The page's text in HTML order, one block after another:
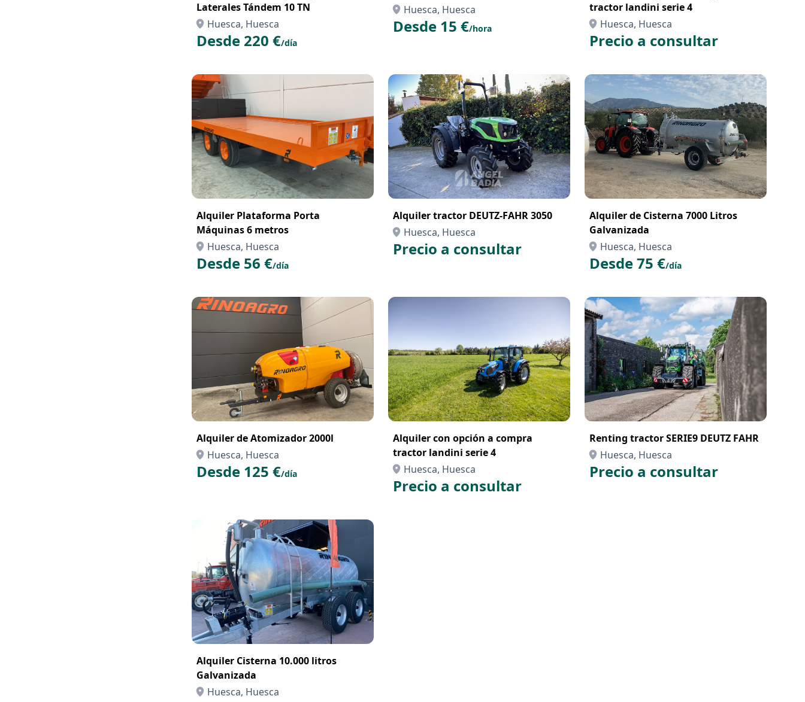
Laterales Tándem 10 TN
Huesca, Huesca
Desde 220 €/día
Huesca, Huesca
Desde 15 €/hora
tractor landini serie 4
Huesca, Huesca
Precio a consultar
Alquiler Plataforma Porta
Máquinas 6 metros
Huesca, Huesca
Desde 56 €/día
Alquiler tractor DEUTZ-FAHR 3050
Huesca, Huesca
Precio a consultar
Alquiler de Cisterna 7000 Litros
Galvanizada
Huesca, Huesca
Desde 75 €/día
Alquiler de Atomizador 2000l
Huesca, Huesca
Desde 125 €/día
Alquiler con opción a compra
tractor landini serie 4
Huesca, Huesca
Precio a consultar
Renting tractor SERIE9 DEUTZ FAHR
Huesca, Huesca
Precio a consultar
Alquiler Cisterna 10.000 litros
Galvanizada
Huesca, Huesca